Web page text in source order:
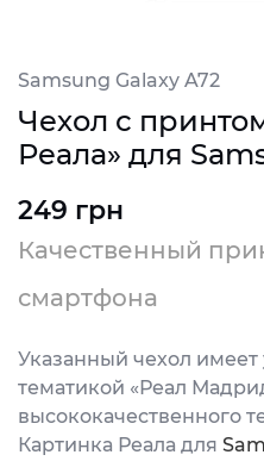
Samsung Galaxy A72
Чехол с
Реала» для
249 грн
Качественный
смартфона
Указанный чехол имеет
тематикой «Реал
высококачественного
Картинка Реала для